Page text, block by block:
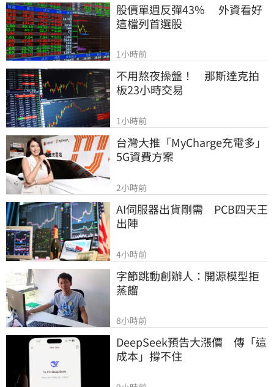
股價單週反彈43%　 外資看好
這檔列首選股
1小時前
不用熬夜操盤！　那斯達克拍
板23小時交易
1小時前
台灣大推「MyCharge充電多」
5G資費方案
2小時前
AI伺服器出貨剛需　PCB四天王
出陣
4小時前
字節跳動創辦人：開源模型拒
蒸餾
8小時前
DeepSeek預告大漲價　傳「這
成本」撐不住